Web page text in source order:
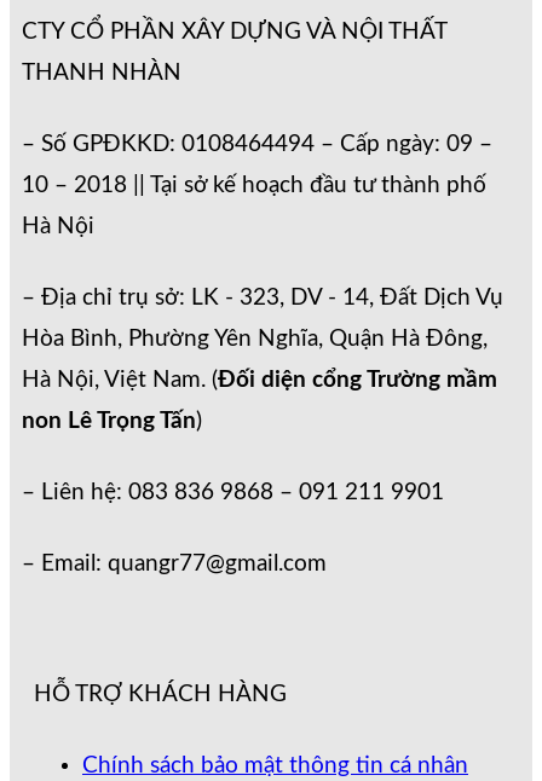
CTY CỔ PHẦN XÂY DỰNG VÀ NỘI THẤT
THANH NHÀN
– Số GPĐKKD: 0108464494 – Cấp ngày: 09 –
10 – 2018 || Tại sở kế hoạch đầu tư thành phố
Hà Nội
– Địa chỉ trụ sở: LK - 323, DV - 14, Đất Dịch Vụ
Hòa Bình, Phường Yên Nghĩa, Quận Hà Đông,
Hà Nội, Việt Nam. (Đối diện cổng Trường mầm
non Lê Trọng Tấn)
– Liên hệ: 083 836 9868 – 091 211 9901
– Email: quangr77@gmail.com
HỖ TRỢ KHÁCH HÀNG
Chính sách bảo mật thông tin cá nhân